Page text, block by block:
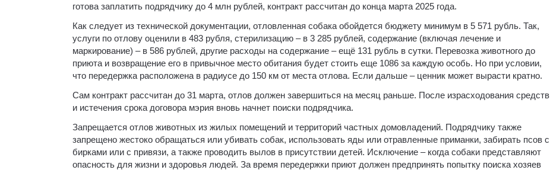
готова заплатить подрядчику до 4 млн рублей, контракт рассчитан до конца марта 2025 года.
Как следует из технической документации, отловленная собака обойдется бюджету минимум в 5 571 рубль. Так,
услуги по отлову оценили в 483 рубля, стерилизацию – в 3 285 рублей, содержание (включая лечение и
маркирование) – в 586 рублей, другие расходы на содержание – ещё 131 рубль в сутки. Перевозка животного до
приюта и возвращение его в привычное место обитания будет стоить еще 1086 за каждую особь. Но при условии,
что передержка расположена в радиусе до 150 км от места отлова. Если дальше – ценник может вырасти кратно.
Сам контракт рассчитан до 31 марта, отлов должен завершиться на месяц раньше. После израсходования средств
и истечения срока договора мэрия вновь начнет поиски подрядчика.
Запрещается отлов животных из жилых помещений и территорий частных домовладений. Подрядчику также
запрещено жестоко обращаться или убивать собак, использовать яды или отравленные приманки, забирать псов с
бирками или с привязи, а также проводить вылов в присутствии детей. Исключение – когда собаки представляют
опасность для жизни и здоровья людей. За время передержки приют должен предпринять попытку поиска хозяев